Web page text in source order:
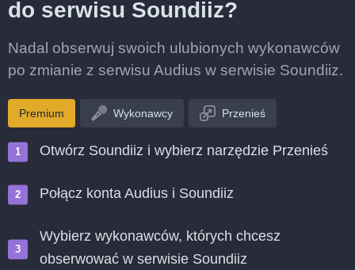
do serwisu Soundiiz?
Nadal obserwuj swoich ulubionych wykonawców
po zmianie z serwisu Audius w serwisie Soundiiz.
Premium Wykonawcy Przenieś
Otwórz Soundiiz i wybierz narzędzie Przenieś
Połącz konta Audius i Soundiiz
Wybierz wykonawców, których chcesz
obserwować w serwisie Soundiiz